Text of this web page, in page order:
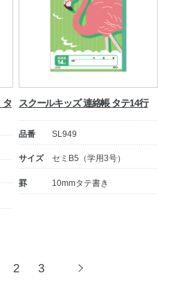
タ
スクールキッズ 連絡帳 タテ14行
品番 SL949
サイズ セミB5（学用3号）
罫 10mmタテ書き
2 3
次